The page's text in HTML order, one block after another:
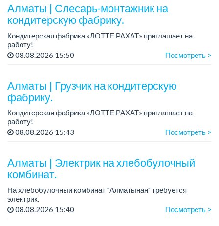
- о...
Алматы | Слесарь-монтажник на
кондитерскую фабрику.
Кондитерская фабрика «ЛОТТЕ РАХАТ» приглашает на
работу!
Зарплата обсуждается на собеседовании.
08.08.2026 15:50 Посмотреть >
Алматы | Грузчик на кондитерскую
фабрику.
Кондитерская фабрика «ЛОТТЕ РАХАТ» приглашает на
работу!
График работы: сменный.
08.08.2026 15:43 Посмотреть >
Алматы | Электрик на хлебобулочный
комбинат.
На хлебобулочный комбинат "Алматынан" требуется
электрик.
Зарплата: от 250 000 тенге на руки + бесплатный обед.
08.08.2026 15:40 Посмотреть >